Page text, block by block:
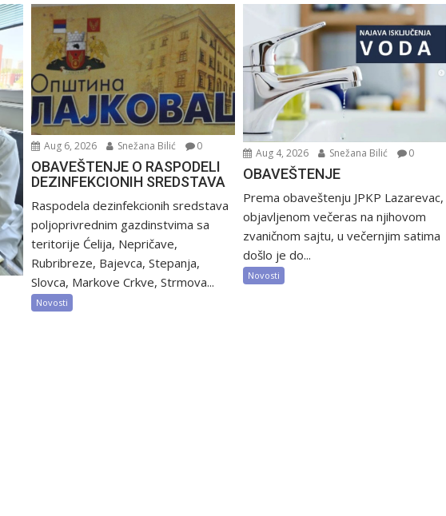
Aug 6, 2026 Snežana Bilić 0
OBAVEŠTENJE O RASPODELI
DEZINFEKCIONIH SREDSTAVA
Raspodela dezinfekcionih sredstava
poljoprivrednim gazdinstvima sa
teritorije Ćelija, Nepričave,
Rubribreze, Bajevca, Stepanja,
Slovca, Markove Crkve, Strmova...
Novosti
Aug 4, 2026 Snežana Bilić 0
OBAVEŠTENJE
Prema obaveštenju JPKP Lazarevac,
objavljenom večeras na njihovom
zvaničnom sajtu, u večernjim satima
došlo je do...
Novosti